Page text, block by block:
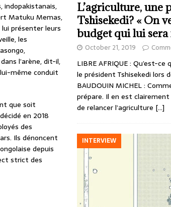
indopakistanais,
Matuku Memas,
présenter leurs
les
l’arène, dit-il,
même conduit
que soit
en 2018
des
Ils dénoncent
depuis
strict des
L’agriculture, une
Tshisekedi? « On
budget qui lui sera
October 21, 2019
LIBRE AFRIQUE : Qu’est-
le président Tshisekedi lors
BAUDOUIN MICHEL :
prépare. Il en est
de relancer l’agriculture […]
INTERVIEW